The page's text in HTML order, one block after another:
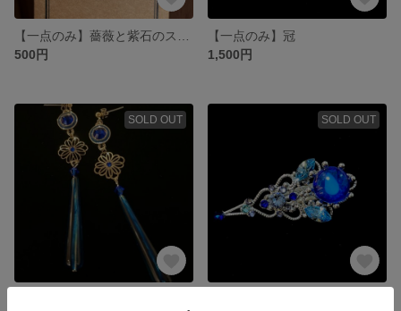
500円
【一点のみ】冠
1,500円
SOLD OUT SOLD OUT